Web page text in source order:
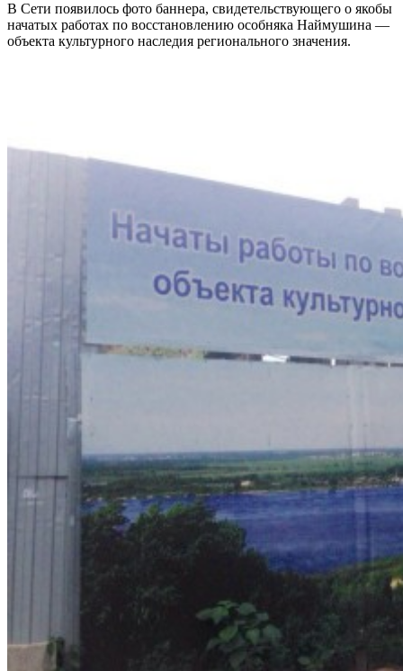
В Сети появилось фото баннера, свидетельствующего о якобы
начатых работах по восстановлению особняка Наймушина —
объекта культурного наследия регионального значения.